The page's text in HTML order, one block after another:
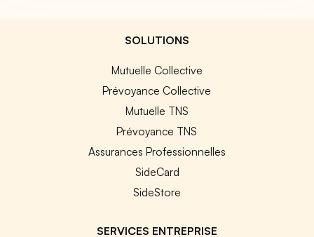
SOLUTIONS
Mutuelle Collective
Prévoyance Collective
Mutuelle TNS
Prévoyance TNS
Assurances Professionnelles
SideCard
SideStore
SERVICES ENTREPRISE